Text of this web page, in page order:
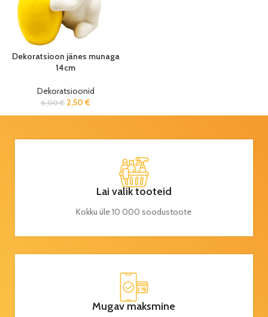
Dekoratsioon jänes munaga
14cm
Dekoratsioonid
6,00€ 2,50 €
Lai valik tooteid
Kokku üle 10 000 soodustoote
Mugav maksmine